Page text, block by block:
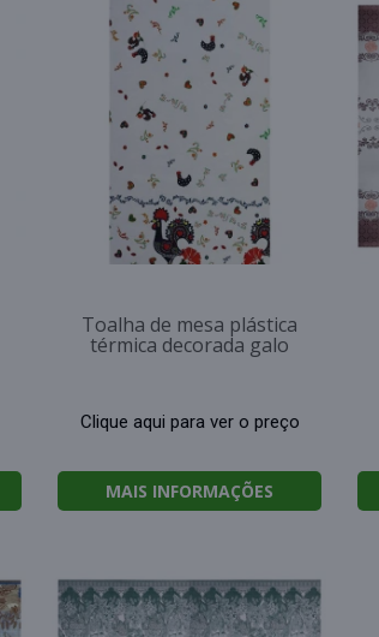
Toalha de mesa plástica
térmica decorada galo
Clique aqui para ver o preço
MAIS INFORMAÇÕES